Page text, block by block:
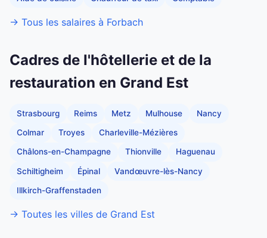
→ Tous les salaires à Forbach
Cadres de l'hôtellerie et de la
restauration en Grand Est
Strasbourg Reims Metz Mulhouse Nancy
Colmar Troyes Charleville-Mézières
Châlons-en-Champagne Thionville Haguenau
Schiltigheim Épinal Vandœuvre-lès-Nancy
Illkirch-Graffenstaden
→ Toutes les villes de Grand Est